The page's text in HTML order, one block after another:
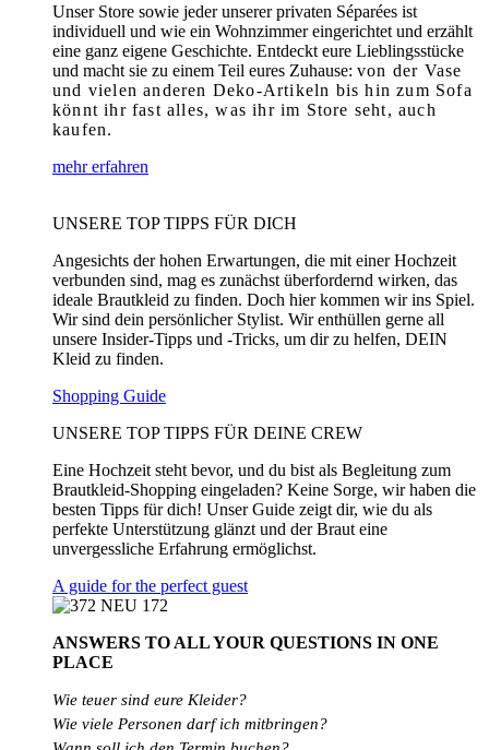
Unser Store sowie jeder unserer privaten Séparées ist
individuell und wie ein Wohnzimmer eingerichtet und erzählt
eine ganz eigene Geschichte. Entdeckt eure Lieblingsstücke
und macht sie zu einem Teil eures Zuhause: von der Vase
und vielen anderen Deko-Artikeln bis hin zum Sofa
könnt ihr fast alles, was ihr im Store seht, auch
kaufen.
mehr erfahren
UNSERE TOP TIPPS FÜR DICH
Angesichts der hohen Erwartungen, die mit einer Hochzeit
verbunden sind, mag es zunächst überfordernd wirken, das
ideale Brautkleid zu finden. Doch hier kommen wir ins Spiel.
Wir sind dein persönlicher Stylist. Wir enthüllen gerne all
unsere Insider-Tipps und -Tricks, um dir zu helfen, DEIN
Kleid zu finden.
Shopping Guide
UNSERE TOP TIPPS FÜR DEINE CREW
Eine Hochzeit steht bevor, und du bist als Begleitung zum
Brautkleid-Shopping eingeladen? Keine Sorge, wir haben die
besten Tipps für dich! Unser Guide zeigt dir, wie du als
perfekte Unterstützung glänzt und der Braut eine
unvergessliche Erfahrung ermöglichst.
A guide for the perfect guest
ANSWERS TO ALLYOUR QUESTIONS IN ONE
PLACE
Wie teuer sind eure Kleider?
Wie viele Personen darf ich mitbringen?